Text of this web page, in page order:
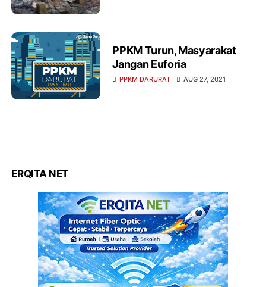
PPKM Turun, Masyarakat
Jangan Euforia
PPKM DARURAT AUG 27, 2021
ERQITA NET